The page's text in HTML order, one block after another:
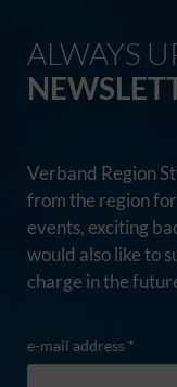
ALWAYS
Verband Region
from the region
events, exciting
would also like to
charge in the
e-mail address *